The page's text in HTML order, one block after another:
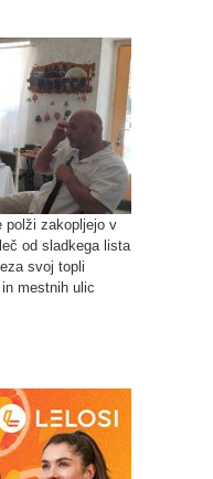
polži zakopljejo v
od sladkega lista
svoj topli
mestnih ulic